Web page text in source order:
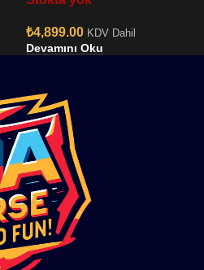
₺4,899.00 KDV Dahil
Devamını Oku